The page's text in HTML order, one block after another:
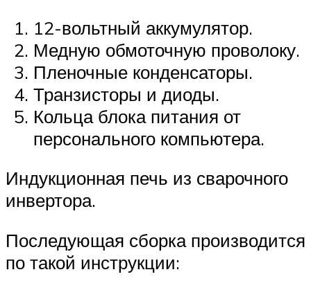
12-вольтный аккумулятор.
Медную обмоточную проволоку.
Пленочные конденсаторы.
Транзисторы и диоды.
Кольца блока питания от
персонального компьютера.
Индукционная печь из сварочного
инвертора.
Последующая сборка производится
по такой инструкции: